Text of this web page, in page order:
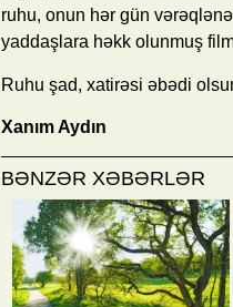
ruhu, onun hər gün
yaddaşlara həkk olunmuş
Ruhu şad, xatirəsi əbədi
Xanım Aydın
BƏNZƏR XƏBƏRLƏR